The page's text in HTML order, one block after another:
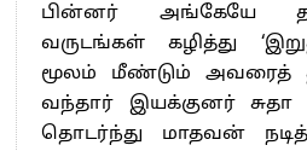
பின்னர் அங்கேயே
வருடங்கள் கழித்து
மூலம் மீண்டும் அவரைத்
வந்தார் இயக்குனர்
தொடர்ந்து மாதவன்